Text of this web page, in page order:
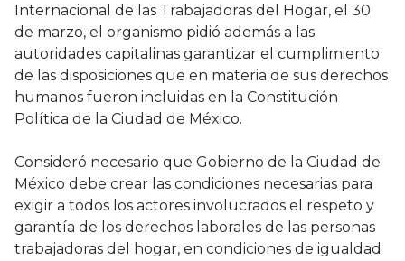
Internacional de las Trabajadoras del Hogar, el 30
de marzo, el organismo pidió además a las
autoridades capitalinas garantizar el cumplimiento
de las disposiciones que en materia de sus derechos
humanos fueron incluidas en la Constitución
Política de la Ciudad de México.
Consideró necesario que Gobierno de la Ciudad de
México debe crear las condiciones necesarias para
exigir a todos los actores involucrados el respeto y
garantía de los derechos laborales de las personas
trabajadoras del hogar, en condiciones de igualdad